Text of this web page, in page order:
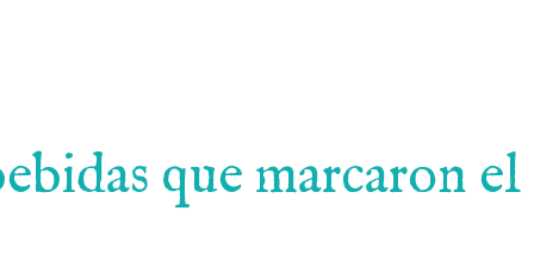
que marcaron